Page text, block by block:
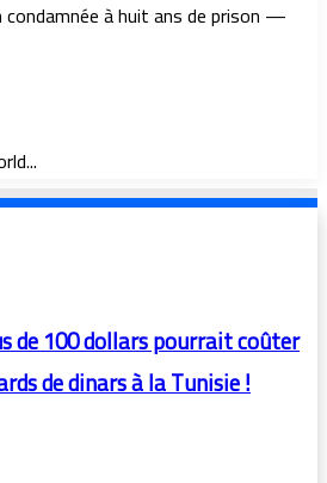
à huit ans de prison —
de 100 dollars pourrait coûter
de dinars à la Tunisie !